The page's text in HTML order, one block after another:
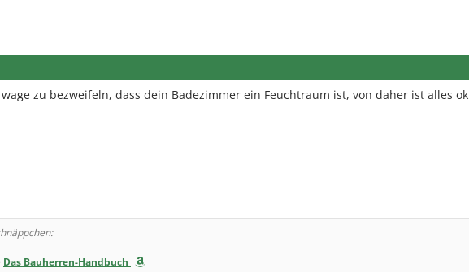
zu bezweifeln, dass dein Badezimmer ein Feuchtraum ist, von daher ist alles ok
Das Bauherren-Handbuch